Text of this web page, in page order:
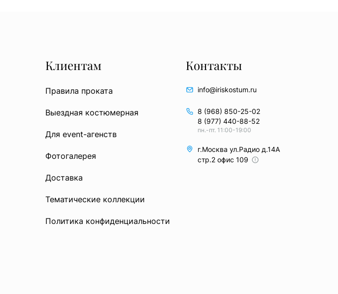
Клиентам
Правила проката
Выездная костюмерная
Для event-агенств
Фотогалерея
Доставка
Тематические коллекции
Политика конфиденциальности
Контакты
info@iriskostum.ru
8 (968) 850-25-02
8 (977) 440-88-52
пн.-пт. 11:00-19:00
г.Москва ул.Радио д.14А
стр.2 офис 109